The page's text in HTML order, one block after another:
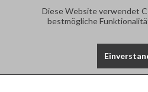
Diese Website verwendet
bestmögliche